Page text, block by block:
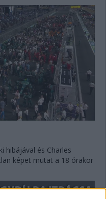
hibájával és Charles
képet mutat a 18 órakor